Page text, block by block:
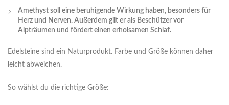
Amethyst soll eine beruhigende Wirkung haben, besonders für
Herz und Nerven. Außerdem gilt er als Beschützer vor
Alpträumen und fördert einen erholsamen Schlaf.
Edelsteine sind ein Naturprodukt. Farbe und Größe können daher
leicht abweichen.
So wählst du die richtige Größe: